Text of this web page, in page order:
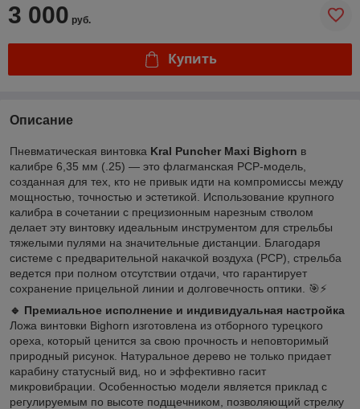
3 000 руб.
Купить
Описание
Пневматическая винтовка Kral Puncher Maxi Bighorn в
калибре 6,35 мм (.25) — это флагманская PCP-модель,
созданная для тех, кто не привык идти на компромиссы между
мощностью, точностью и эстетикой. Использование крупного
калибра в сочетании с прецизионным нарезным стволом
делает эту винтовку идеальным инструментом для стрельбы
тяжелыми пулями на значительные дистанции. Благодаря
системе с предварительной накачкой воздуха (PCP), стрельба
ведется при полном отсутствии отдачи, что гарантирует
сохранение прицельной линии и долговечность оптики. 🎯⚡
🔹 Премиальное исполнение и индивидуальная настройка
Ложа винтовки Bighorn изготовлена из отборного турецкого
ореха, который ценится за свою прочность и неповторимый
природный рисунок. Натуральное дерево не только придает
карабину статусный вид, но и эффективно гасит
микровибрации. Особенностью модели является приклад с
регулируемым по высоте подщечником, позволяющий стрелку